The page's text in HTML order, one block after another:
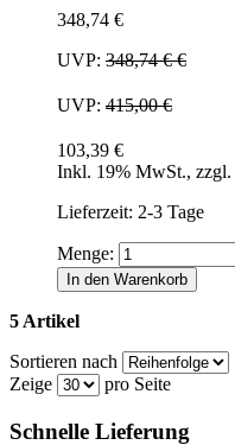
348,74 €
UVP: 348,74 €€
UVP: 415,00 €
103,39 €
Inkl. 19% MwSt., zzgl.
Lieferzeit: 2-3 Tage
Menge:
In den Warenkorb
5 Artikel
Sortieren nach
Zeige
pro Seite
Schnelle Lieferung